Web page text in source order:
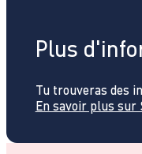
Plus
Tu trouveras des
En savoir plus